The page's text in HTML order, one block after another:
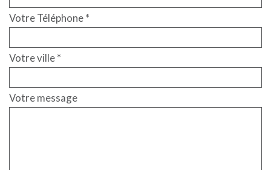
Votre Téléphone *
Votre ville *
Votre message